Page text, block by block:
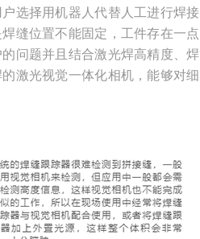
选择用机器人代替人工进行焊接
缝位置不能固定，工件存在一点
问题并且结合激光焊高精度、焊
激光视觉一体化相机，能够对细